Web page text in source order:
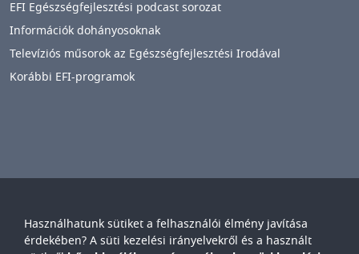
Használhatunk sütiket a felhasználói élmény javítása
érdekében? A süti kezelési irányelvekről és a használt
EFI Egészségfejlesztési podcast sorozat
Információk dohányosoknak
Televíziós műsorok az Egészségfejlesztési Irodával
Korábbi EFI-programok
Győr-Moson-Sopron Vármegyei
Petz Aladár
Egyetemi Oktató Kórház